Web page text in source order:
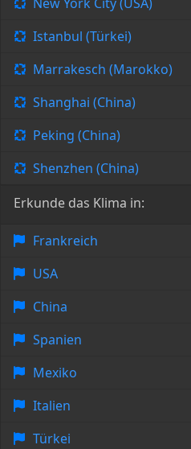
Istanbul (Türkei)
Marrakesch (Marokko)
Shanghai (China)
Peking (China)
Shenzhen (China)
Erkunde das Klima in:
Frankreich
USA
China
Spanien
Mexiko
Italien
Türkei